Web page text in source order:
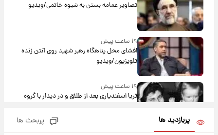
تصاویر عمامه بستن به شیوه خاتمی/ویدیو
۱۹ ساعت پیش
افشای محل پناهگاه‌ رهبر شهید روی آنتن زنده
تلویزیون/ویدیو
۱۹ ساعت پیش
ثریا اسفندیاری بعد از طلاق و در دیدار با گروه
پربازدید ها پربحث ها